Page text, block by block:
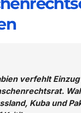
verfehlt
Kuba und